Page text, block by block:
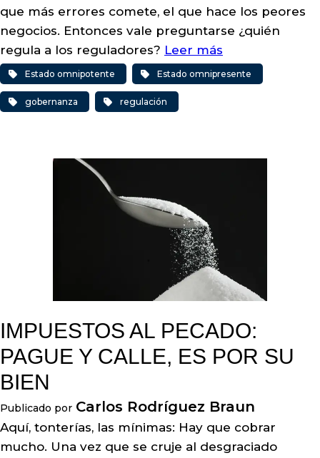
que más errores comete, el que hace los peores
negocios. Entonces vale preguntarse ¿quién
regula a los reguladores? Leer más
Estado omnipotente Estado omnipresente
gobernanza regulación
IMPUESTOS AL PECADO:
PAGUE Y CALLE, ES POR SU
BIEN
Publicado por Carlos Rodríguez Braun
Aquí, tonterías, las mínimas: Hay que cobrar
mucho. Una vez que se cruje al desgraciado